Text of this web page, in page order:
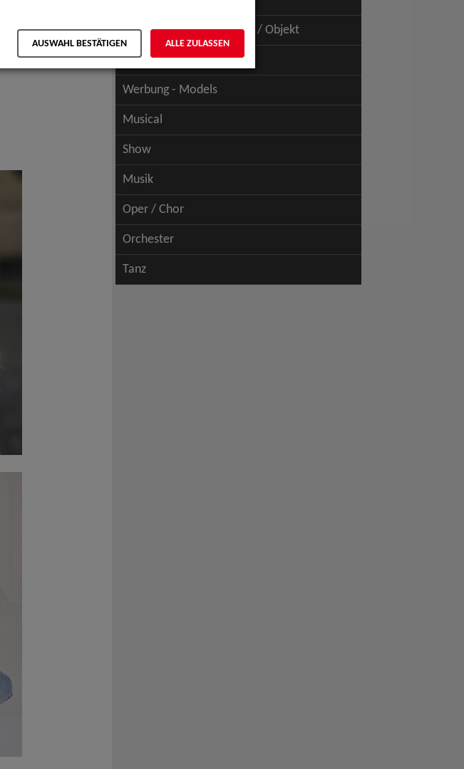
Schauspiel - Figur / Puppe / Objekt
Werbung - Talents
Werbung - Models
Musical
Show
Musik
Oper / Chor
Orchester
Tanz
AUSWAHL BESTÄTIGEN ALLE ZULASSEN